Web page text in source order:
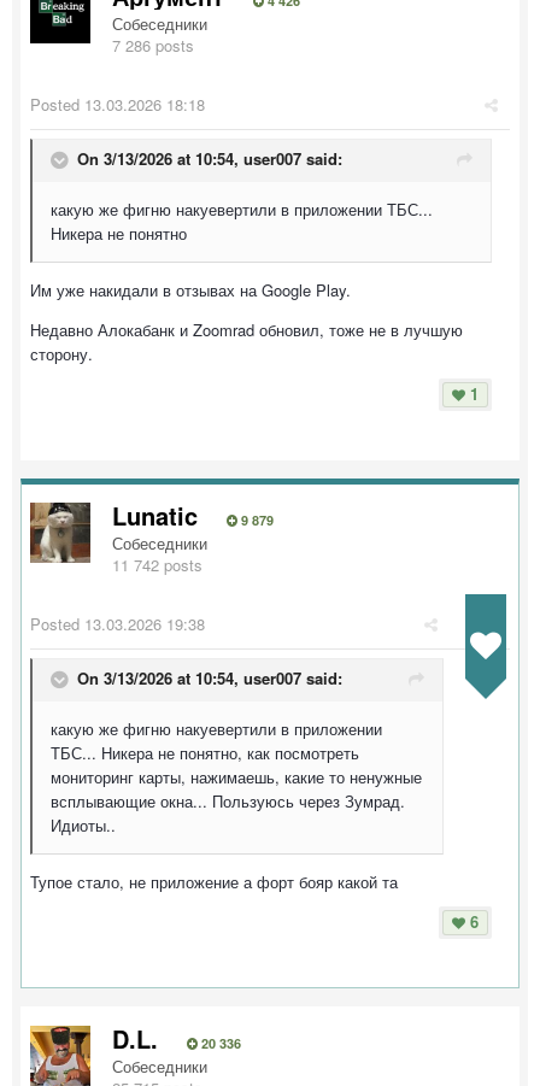
Собеседники
7 286 posts
Posted 13.03.2026 18:18
On 3/13/2026 at 10:54, user007 said:
какую же фигню накуевертили в приложении ТБС...
Никера не понятно
Им уже накидали в отзывах на Google Play.
Недавно Алокабанк и Zoomrad обновил, тоже не в лучшую
сторону.
1
Lunatic 9 879
Собеседники
11 742 posts
Posted 13.03.2026 19:38
On 3/13/2026 at 10:54, user007 said:
какую же фигню накуевертили в приложении
ТБС... Никера не понятно, как посмотреть
мониторинг карты, нажимаешь, какие то ненужные
всплывающие окна... Пользуюсь через Зумрад.
Идиоты..
Тупое стало, не приложение а форт бояр какой та
6
D.L. 20 336
Собеседники